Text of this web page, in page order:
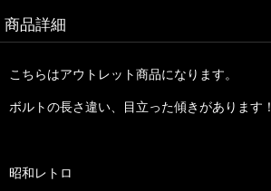
商品詳細
こちらはアウトレット商品になります。
ボルトの長さ違い、目立った傾きがあります！
昭和レトロ